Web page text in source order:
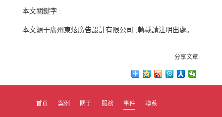
本文關鍵字 :
本文源于廣州東炫廣告設計有限公司 ,轉載請注明出處。
分享文章:
首頁 案例 關于 服務 事件 聯系